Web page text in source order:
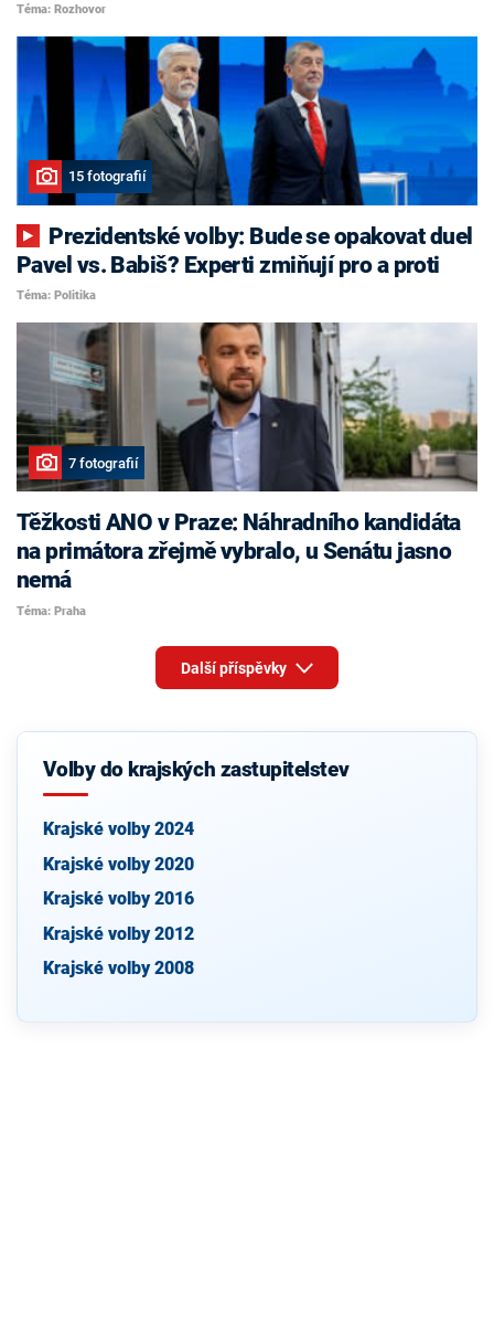
Téma: Rozhovor
15 fotografií
Pavel vs. Babiš? Experti zmiňují pro a proti
Téma: Politika
7 fotografií
Těžkosti ANO v Praze: Náhradního kandidáta
na primátora zřejmě vybralo, u Senátu jasno
nemá
Téma: Praha
Další příspěvky
Volby do krajských zastupitelstev
Krajské volby 2024
Krajské volby 2020
Krajské volby 2016
Krajské volby 2012
Krajské volby 2008